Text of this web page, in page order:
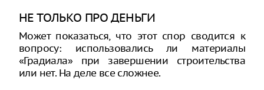
НЕ ТОЛЬКО ПРО ДЕНЬГИ
Может показаться, что этот спор сводится к
вопросу: использовались ли материалы
«Градиала» при завершении строительства
или нет. На деле все сложнее.